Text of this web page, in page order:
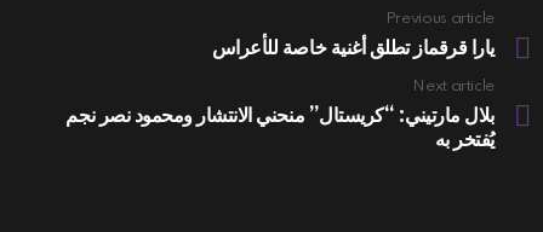
more
Previous article
يارا قرقماز تطلق أغنية خاصة للأعراس
Next article
بلال مارتيني: “كريستال” منحني الانتشار ومحمود نصر نجم
يُفتخر به